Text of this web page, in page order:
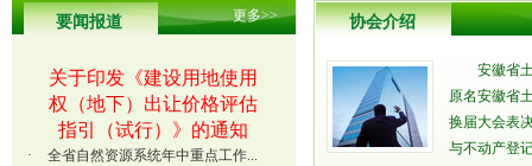
资信评级结果的公告（第一
批） [2026-06-29]
2026年第二批入会情况公告 [2026-
关于安徽省土地估价机构2025年度
土地估价报告质量等级结果的公
要闻报道 更多>>
关于印发《建设用地使用
权（地下）出让价格评估
指引（试行）》的通知
·
全省自然资源系统年中重点工作...
协会介绍
安徽省
原名安徽省
换届大会表
与不动产登